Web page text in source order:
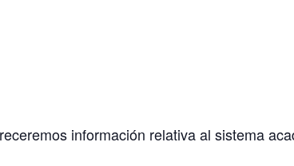
información relativa al sistema